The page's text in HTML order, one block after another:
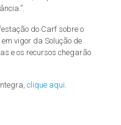
do Carf sobre o
vigor da Solução de
e os recursos chegarão
clique aqui